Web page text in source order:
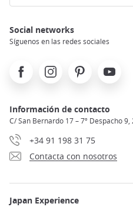
Social networks
Síguenos en las redes sociales
FacebookInstagramPinterest Youtube
Información de contacto
C/ San Bernardo 17 – 7º Despacho
+34 91 198 31 75
Contacta con nosotros
Japan Experience